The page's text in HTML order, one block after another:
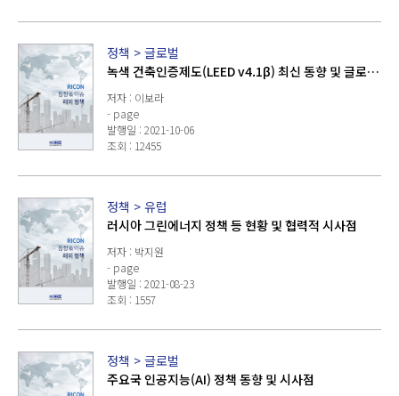
정책 > 글로벌
녹색 건축인증제도(LEED v4.1β) 최신 동향 및 글로벌
친환경 정책 방향
저자 : 이보라
- page
발행일 : 2021-10-06
조회 : 12455
정책 > 유럽
러시아 그린에너지 정책 등 현황 및 협력적 시사점
저자 : 박지원
- page
발행일 : 2021-08-23
조회 : 1557
정책 > 글로벌
주요국 인공지능(AI) 정책 동향 및 시사점